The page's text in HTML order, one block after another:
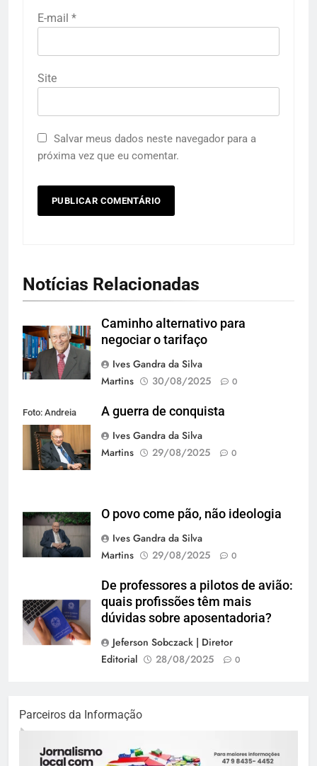
E-mail *
Site
Salvar meus dados neste navegador para a
próxima vez que eu comentar.
Notícias Relacionadas
Caminho alternativo para
negociar o tarifaço
Ives Gandra da Silva
Martins
30/08/2025 0
Foto: Andreia
Tarelow
A guerra de conquista
Ives Gandra da Silva
Martins
29/08/2025 0
O povo come pão, não ideologia
Ives Gandra da Silva
Martins
29/08/2025 0
De professores a pilotos de avião:
quais profissões têm mais
dúvidas sobre aposentadoria?
Jeferson Sobczack | Diretor
Editorial
28/08/2025 0
Parceiros da Informação